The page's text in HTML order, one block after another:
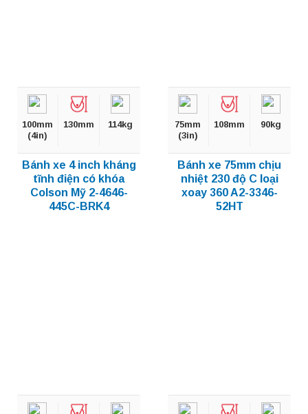
100mm
(4in)
130mm 114kg
Bánh xe 4 inch kháng
tĩnh điện có khóa
Colson Mỹ 2-4646-
445C-BRK4
75mm
(3in)
108mm 90kg
Bánh xe 75mm chịu
nhiệt 230 độ C loại
xoay 360 A2-3346-
52HT